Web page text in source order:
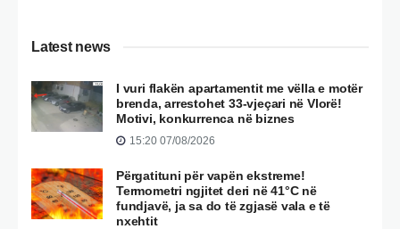
Latest news
I vuri flakën apartamentit me vëlla e motër
brenda, arrestohet 33-vjeçari në Vlorë!
Motivi, konkurrenca në biznes
15:20 07/08/2026
Përgatituni për vapën ekstreme!
Termometri ngjitet deri në 41°C në
fundjavë, ja sa do të zgjasë vala e të
nxehtit